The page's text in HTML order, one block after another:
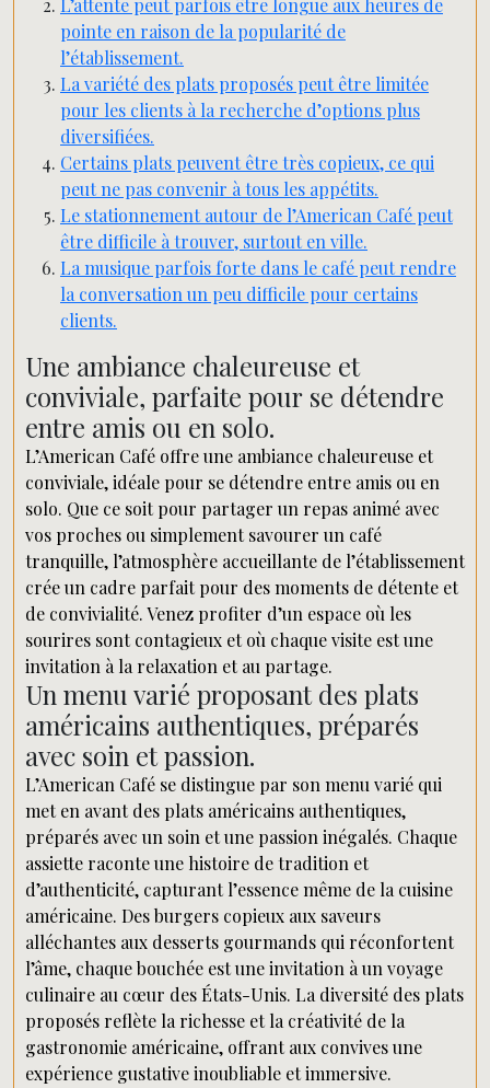
L’attente peut parfois être longue aux heures de
pointe en raison de la popularité de
l’établissement.
La variété des plats proposés peut être limitée
pour les clients à la recherche d’options plus
diversifiées.
Certains plats peuvent être très copieux, ce qui
peut ne pas convenir à tous les appétits.
Le stationnement autour de l’American Café peut
être difficile à trouver, surtout en ville.
La musique parfois forte dans le café peut rendre
la conversation un peu difficile pour certains
clients.
Une ambiance chaleureuse et
conviviale, parfaite pour se détendre
entre amis ou en solo.
L’American Café offre une ambiance chaleureuse et
conviviale, idéale pour se détendre entre amis ou en
solo. Que ce soit pour partager un repas animé avec
vos proches ou simplement savourer un café
tranquille, l’atmosphère accueillante de l’établissement
crée un cadre parfait pour des moments de détente et
de convivialité. Venez profiter d’un espace où les
sourires sont contagieux et où chaque visite est une
invitation à la relaxation et au partage.
Un menu varié proposant des plats
américains authentiques, préparés
avec soin et passion.
L’American Café se distingue par son menu varié qui
met en avant des plats américains authentiques,
préparés avec un soin et une passion inégalés. Chaque
assiette raconte une histoire de tradition et
d’authenticité, capturant l’essence même de la cuisine
américaine. Des burgers copieux aux saveurs
alléchantes aux desserts gourmands qui réconfortent
l’âme, chaque bouchée est une invitation à un voyage
culinaire au cœur des États-Unis. La diversité des plats
proposés reflète la richesse et la créativité de la
gastronomie américaine, offrant aux convives une
expérience gustative inoubliable et immersive.